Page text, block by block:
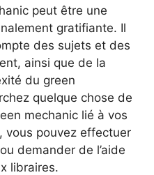
peut être une
gratifiante. Il
des sujets et des
ainsi que de la
du green
quelque chose de
mechanic lié à vos
vous pouvez effectuer
demander de l’aide
libraires.